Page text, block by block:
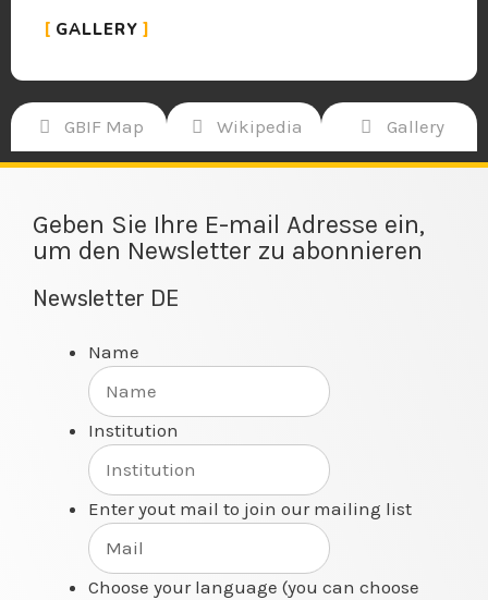
GALLERY
GBIF Map Wikipedia Gallery
Geben Sie Ihre E-mail Adresse ein,
um den Newsletter zu abonnieren
Newsletter DE
Name
Institution
Enter yout mail to join our mailing list
Choose your language (you can choose